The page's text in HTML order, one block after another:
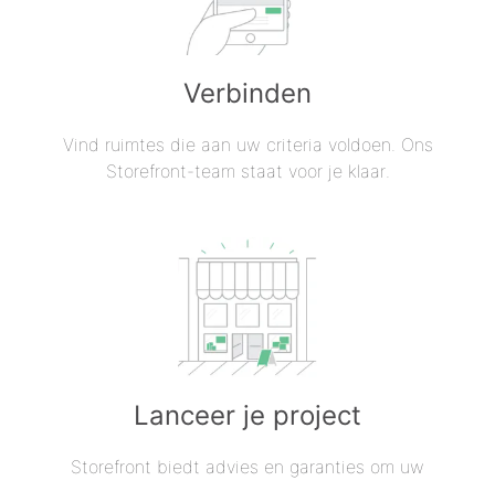
Verbinden
Vind ruimtes die aan uw criteria voldoen. Ons
Storefront-team staat voor je klaar.
Lanceer je project
Storefront biedt advies en garanties om uw